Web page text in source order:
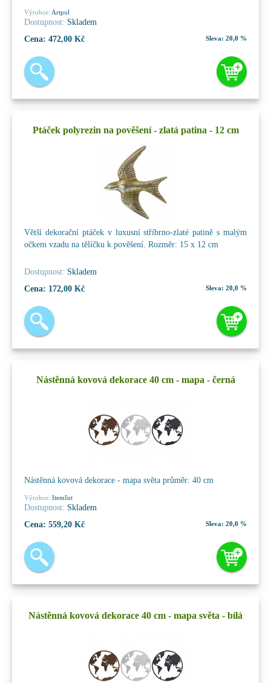
Výrobce: Artpol
Dostupnost: Skladem
Cena: 472,00 Kč Sleva: 20,0 %
Ptáček polyrezin na pověšení - zlatá patina - 12 cm
Větší dekorační ptáček v luxusní stříbrno-zlaté patině s malým
očkem vzadu na tělíčku k pověšení. Rozměr: 15 x 12 cm
Dostupnost: Skladem
Cena: 172,00 Kč Sleva: 20,0 %
Nástěnná kovová dekorace 40 cm - mapa - černá
Nástěnná kovová dekorace - mapa světa průměr: 40 cm
Výrobce: ItemInt
Dostupnost: Skladem
Cena: 559,20 Kč Sleva: 20,0 %
Nástěnná kovová dekorace 40 cm - mapa světa - bílá